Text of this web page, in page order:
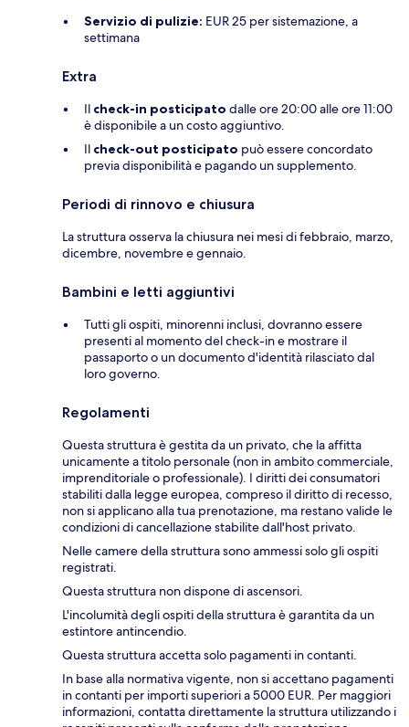
Servizio di pulizie: EUR 25 per sistemazione, a
settimana
Extra
Il check-in posticipato dalle ore 20:00 alle ore 11:00
è disponibile a un costo aggiuntivo.
Il check-out posticipato può essere concordato
previa disponibilità e pagando un supplemento.
Periodi di rinnovo e chiusura
La struttura osserva la chiusura nei mesi di febbraio, marzo,
dicembre, novembre e gennaio.
Bambini e letti aggiuntivi
Tutti gli ospiti, minorenni inclusi, dovranno essere
presenti al momento del check-in e mostrare il
passaporto o un documento d'identità rilasciato dal
loro governo.
Regolamenti
Questa struttura è gestita da un privato, che la affitta
unicamente a titolo personale (non in ambito commerciale,
imprenditoriale o professionale). I diritti dei consumatori
stabiliti dalla legge europea, compreso il diritto di recesso,
non si applicano alla tua prenotazione, ma restano valide le
condizioni di cancellazione stabilite dall'host privato.
Nelle camere della struttura sono ammessi solo gli ospiti
registrati.
Questa struttura non dispone di ascensori.
L'incolumità degli ospiti della struttura è garantita da un
estintore antincendio.
Questa struttura accetta solo pagamenti in contanti.
In base alla normativa vigente, non si accettano pagamenti
in contanti per importi superiori a 5000 EUR. Per maggiori
informazioni, contatta direttamente la struttura utilizzando i